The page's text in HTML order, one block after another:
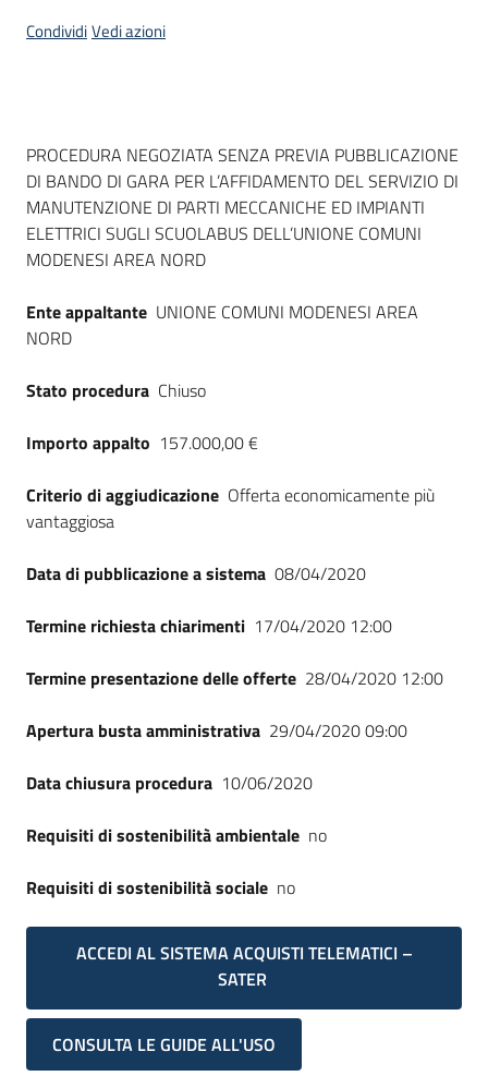
CondividiVedi azioni
Dati del bando
PROCEDURA NEGOZIATA SENZA PREVIA PUBBLICAZIONE
DI BANDO DI GARA PER L’AFFIDAMENTO DEL SERVIZIO DI
MANUTENZIONE DI PARTI MECCANICHE ED IMPIANTI
ELETTRICI SUGLI SCUOLABUS DELL’UNIONE COMUNI
MODENESI AREA NORD
Ente appaltante UNIONE COMUNI MODENESI AREA
NORD
Stato procedura Chiuso
Importo appalto 157.000,00 €
Criterio di aggiudicazione Offerta economicamente più
vantaggiosa
Data di pubblicazione a sistema 08/04/2020
Termine richiesta chiarimenti 17/04/2020 12:00
Termine presentazione delle offerte 28/04/2020 12:00
Apertura busta amministrativa 29/04/2020 09:00
Data chiusura procedura 10/06/2020
Requisiti di sostenibilità ambientale no
Requisiti di sostenibilità sociale no
ACCEDI AL SISTEMA ACQUISTI TELEMATICI –
SATER
CONSULTA LE GUIDE ALL'USO